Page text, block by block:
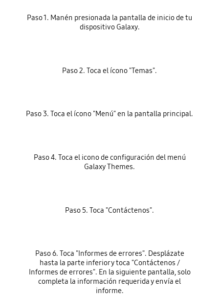
Paso 1. Manén presionada la pantalla de inicio de tu
dispositivo Galaxy.
Paso 2. Toca el ícono "Temas".
Paso 3. Toca el ícono "Menú" en la pantalla principal.
Paso 4. Toca el icono de configuración del menú
Galaxy Themes.
Paso 5. Toca "Contáctenos".
Paso 6. Toca "Informes de errores". Desplázate
hasta la parte inferior y toca "Contáctenos /
Informes de errores". En la siguiente pantalla, solo
completa la información requerida y envía el
informe.